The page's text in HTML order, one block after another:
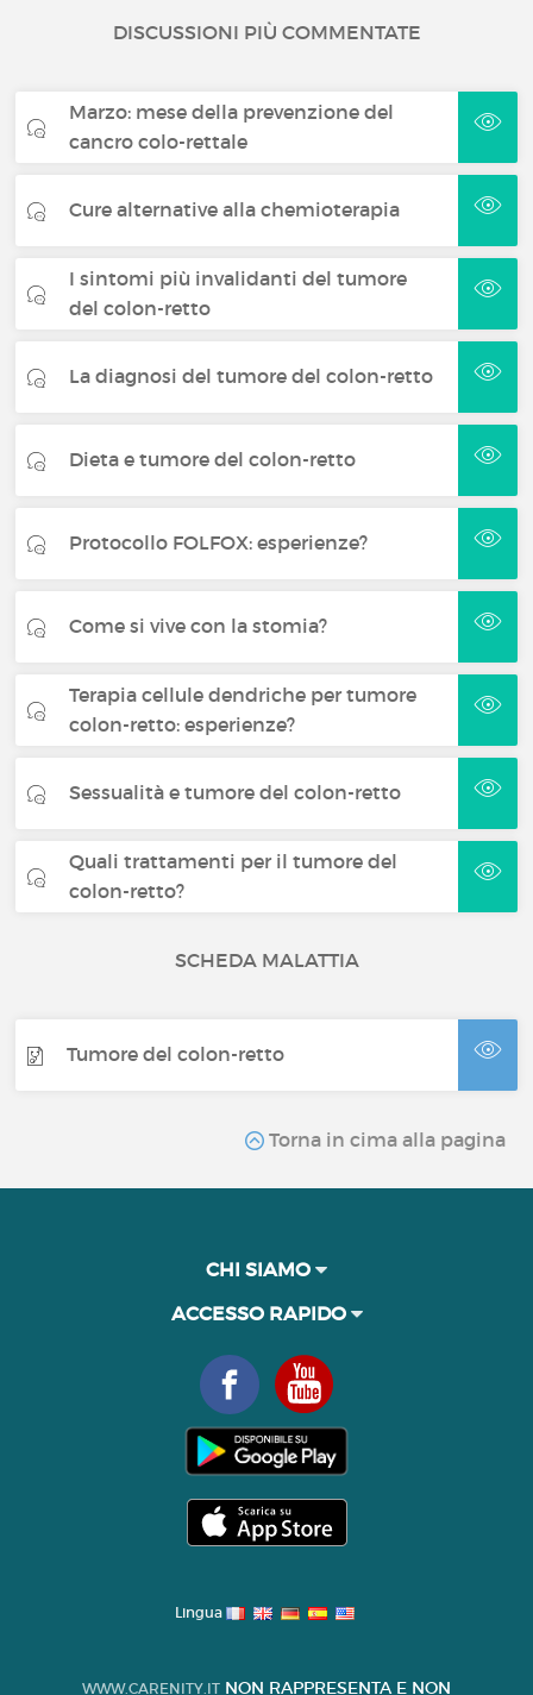
DISCUSSIONI PIÙ COMMENTATE
Marzo: mese della prevenzione del
cancro colo-rettale
Cure alternative alla chemioterapia
I sintomi più invalidanti del tumore
del colon-retto
La diagnosi del tumore del colon-retto
Dieta e tumore del colon-retto
Protocollo FOLFOX: esperienze?
Come si vive con la stomia?
Terapia cellule dendriche per tumore
colon-retto: esperienze?
Sessualità e tumore del colon-retto
Quali trattamenti per il tumore del
colon-retto?
SCHEDA MALATTIA
Tumore del colon-retto
Torna in cima alla pagina
CHI SIAMO
ACCESSO RAPIDO
Lingua
WWW.CARENITY.IT NON RAPPRESENTA E NON